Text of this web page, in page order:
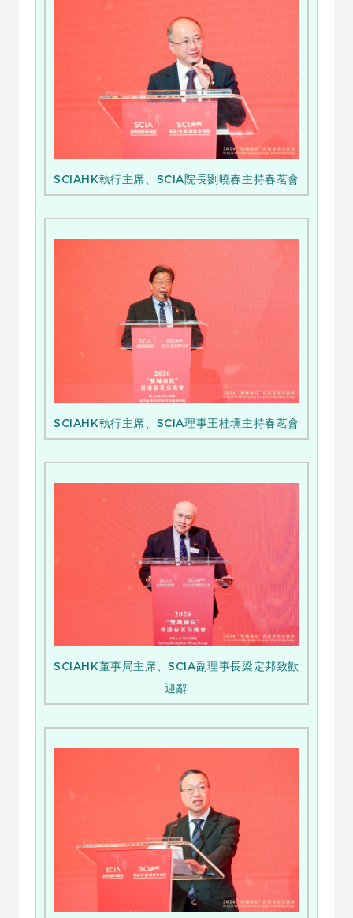
SCIAHK執行主席、SCIA院長劉曉春主持春茗會
SCIAHK執行主席、SCIA理事王桂壎主持春茗會
SCIAHK董事局主席、SCIA副理事長梁定邦致歡
迎辭